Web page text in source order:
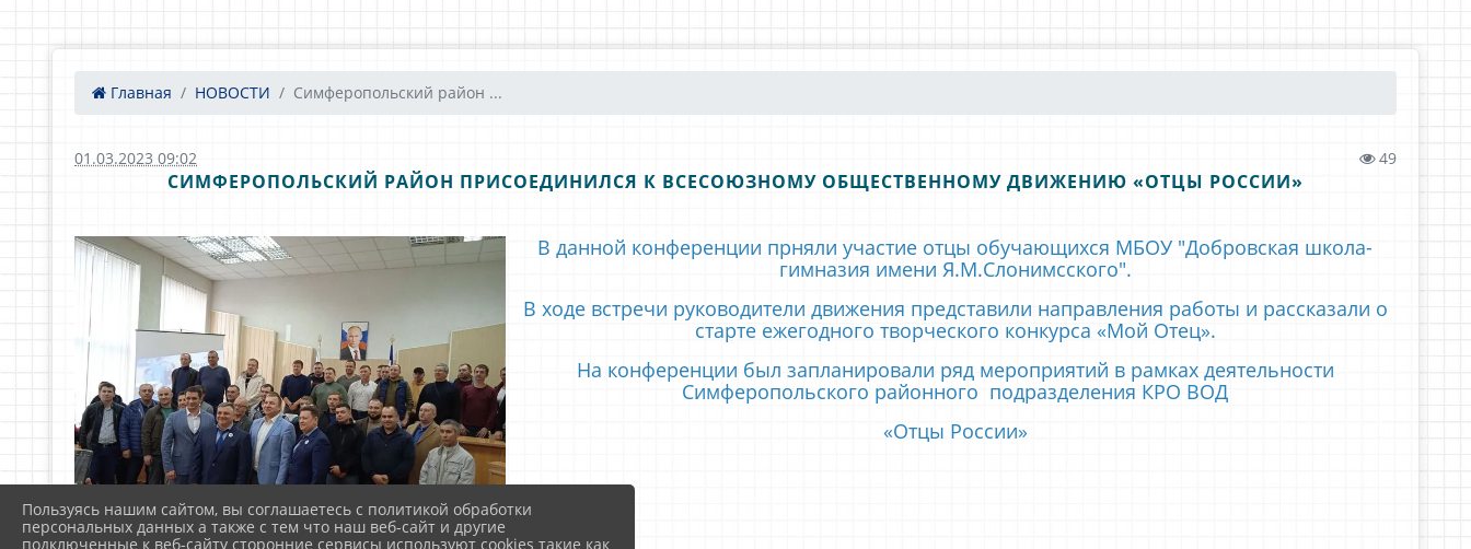
Главная НОВОСТИ Симферопольский район ...
01.03.2023 09:02 49
СИМФЕРОПОЛЬСКИЙ РАЙОН ПРИСОЕДИНИЛСЯ К ВСЕСОЮЗНОМУ ОБЩЕСТВЕННОМУ ДВИЖЕНИЮ «ОТЦЫ РОССИИ»
В данной конференции прняли участие отцы обучающихся МБОУ "Добровская школа-
гимназия имени Я.М.Слонимсского".
В ходе встречи руководители движения представили направления работы и рассказали о
старте ежегодного творческого конкурса «Мой Отец».
На конференции был запланировали ряд мероприятий в рамках деятельности
Симферопольского районного подразделения КРО ВОД
«Отцы России»
Пользуясь нашим сайтом, вы соглашаетесь с политикой обработки
персональных данных а также с тем что наш веб-сайт и другие
подключенные к веб-сайту сторонние сервисы используют cookies такие как